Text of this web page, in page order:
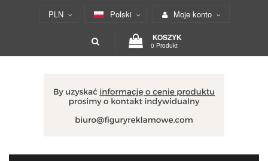
PLN Polski Moje konto
KOSZYK
0 Produkt